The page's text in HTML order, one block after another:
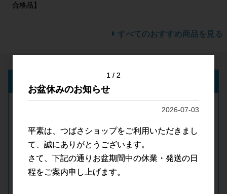
合格品】
すべてのおすすめ商品を見る
パスワード
1 2
お盆休みのお知らせ
2026-07-03
平素は、つばさショップをご利用いただきまし
て、誠にありがとうございます。
さて、下記の通りお盆期間中の休業・発送の日
程をご案内申し上げます。